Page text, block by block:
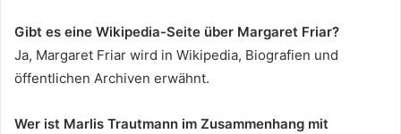
Gibt es eine Wikipedia-Seite über Margaret Friar?
Ja, Margaret Friar wird in Wikipedia, Biografien und
öffentlichen Archiven erwähnt.
Wer ist Marlis Trautmann im Zusammenhang mit